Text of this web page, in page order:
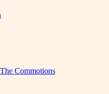
Commotions